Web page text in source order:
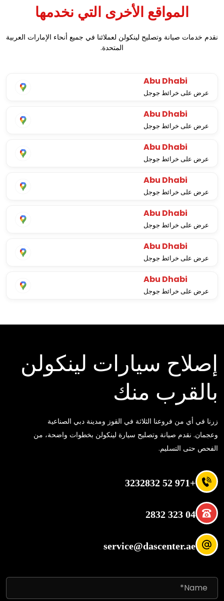
المواقع الأخرى التي نخدمها
نقدم خدمات صيانة وتصليح لينكولن لعملائنا في جميع أنحاء الإمارات العربية
المتحدة.
Abu Dhabi
عرض على خرائط جوجل
Abu Dhabi
عرض على خرائط جوجل
Abu Dhabi
عرض على خرائط جوجل
Abu Dhabi
عرض على خرائط جوجل
Abu Dhabi
عرض على خرائط جوجل
Abu Dhabi
عرض على خرائط جوجل
Abu Dhabi
عرض على خرائط جوجل
إصلاح سيارات لينكولن
بالقرب منك
زرنا في أي من فروعنا الثلاثة في القوز ومدينة دبي الصناعية
وعجمان. نقدم صيانة وتصليح سيارة لينكولن بخطوات واضحة، من
الفحص حتى التسليم.
+971 52 3232832
04 323 2832
service@dascenter.ae